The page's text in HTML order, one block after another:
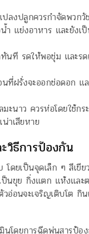
ลงปลูกควรกำจัดพวกวั
ำ แย่งอาหาร และยัง
นที รดให้พอชุ่ม และร
ที่ฝรั่งจะออกช่อดอก แ
ะนาว ควรห่อโดยใช้ก
าเสียหาย
วิธีการป้องกัน
โดยเป็นจุดเล็ก ๆ สีเ
ป็นขุย กิ่งแตก แห้งและ
วอ่อนจะเจริญเติบโต กิ
นโดยการฉีดพ่นสารป้